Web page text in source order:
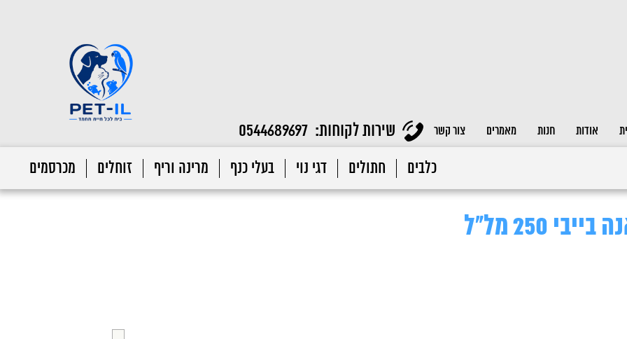
אודות חנות מאמרים צור קשר שירות לקוחות: 0544689697
כלבים חתולים דגי נוי בעלי כנף מרינה וריף זוחלים מכרסמים
250 מל"ל